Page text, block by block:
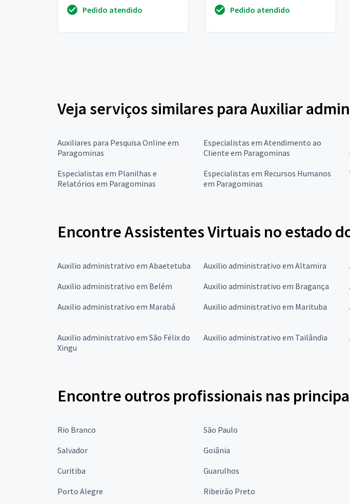
um profissional p...
Pedido atendido
assim pode...
Pedido atendido
Veja serviços similares para Auxiliar
Auxiliares para Pesquisa Online em
Paragominas
Especialistas em Atendimento ao
Cliente em Paragominas
Especialistas em Planilhas e
Relatórios em Paragominas
Especialistas em Recursos Humanos
em Paragominas
Encontre Assistentes Virtuais no estado
Auxilio administrativo em Abaetetuba Auxilio administrativo em Altamira
Auxilio administrativo em Belém
Auxilio administrativo em Bragança
Auxilio administrativo em Marabá
Auxilio administrativo em Marituba
Auxilio administrativo em São Félix do
Xingu
Auxilio administrativo em Tailândia
Encontre outros profissionais nas
Rio Branco São Paulo
Salvador
Goiânia
Curitiba
Guarulhos
Porto Alegre
Ribeirão Preto